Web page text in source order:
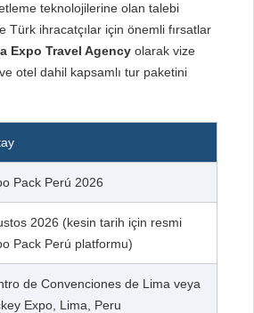
teknolojilerine olan talebi
Türk ihracatçılar için önemli fırsatlar
Expo Travel Agency olarak vize
otel dahil kapsamlı tur paketini
Pack Perú 2026
2026 (kesin tarih için resmi
Pack Perú platformu)
de Convenciones de Lima veya
Expo, Lima, Peru